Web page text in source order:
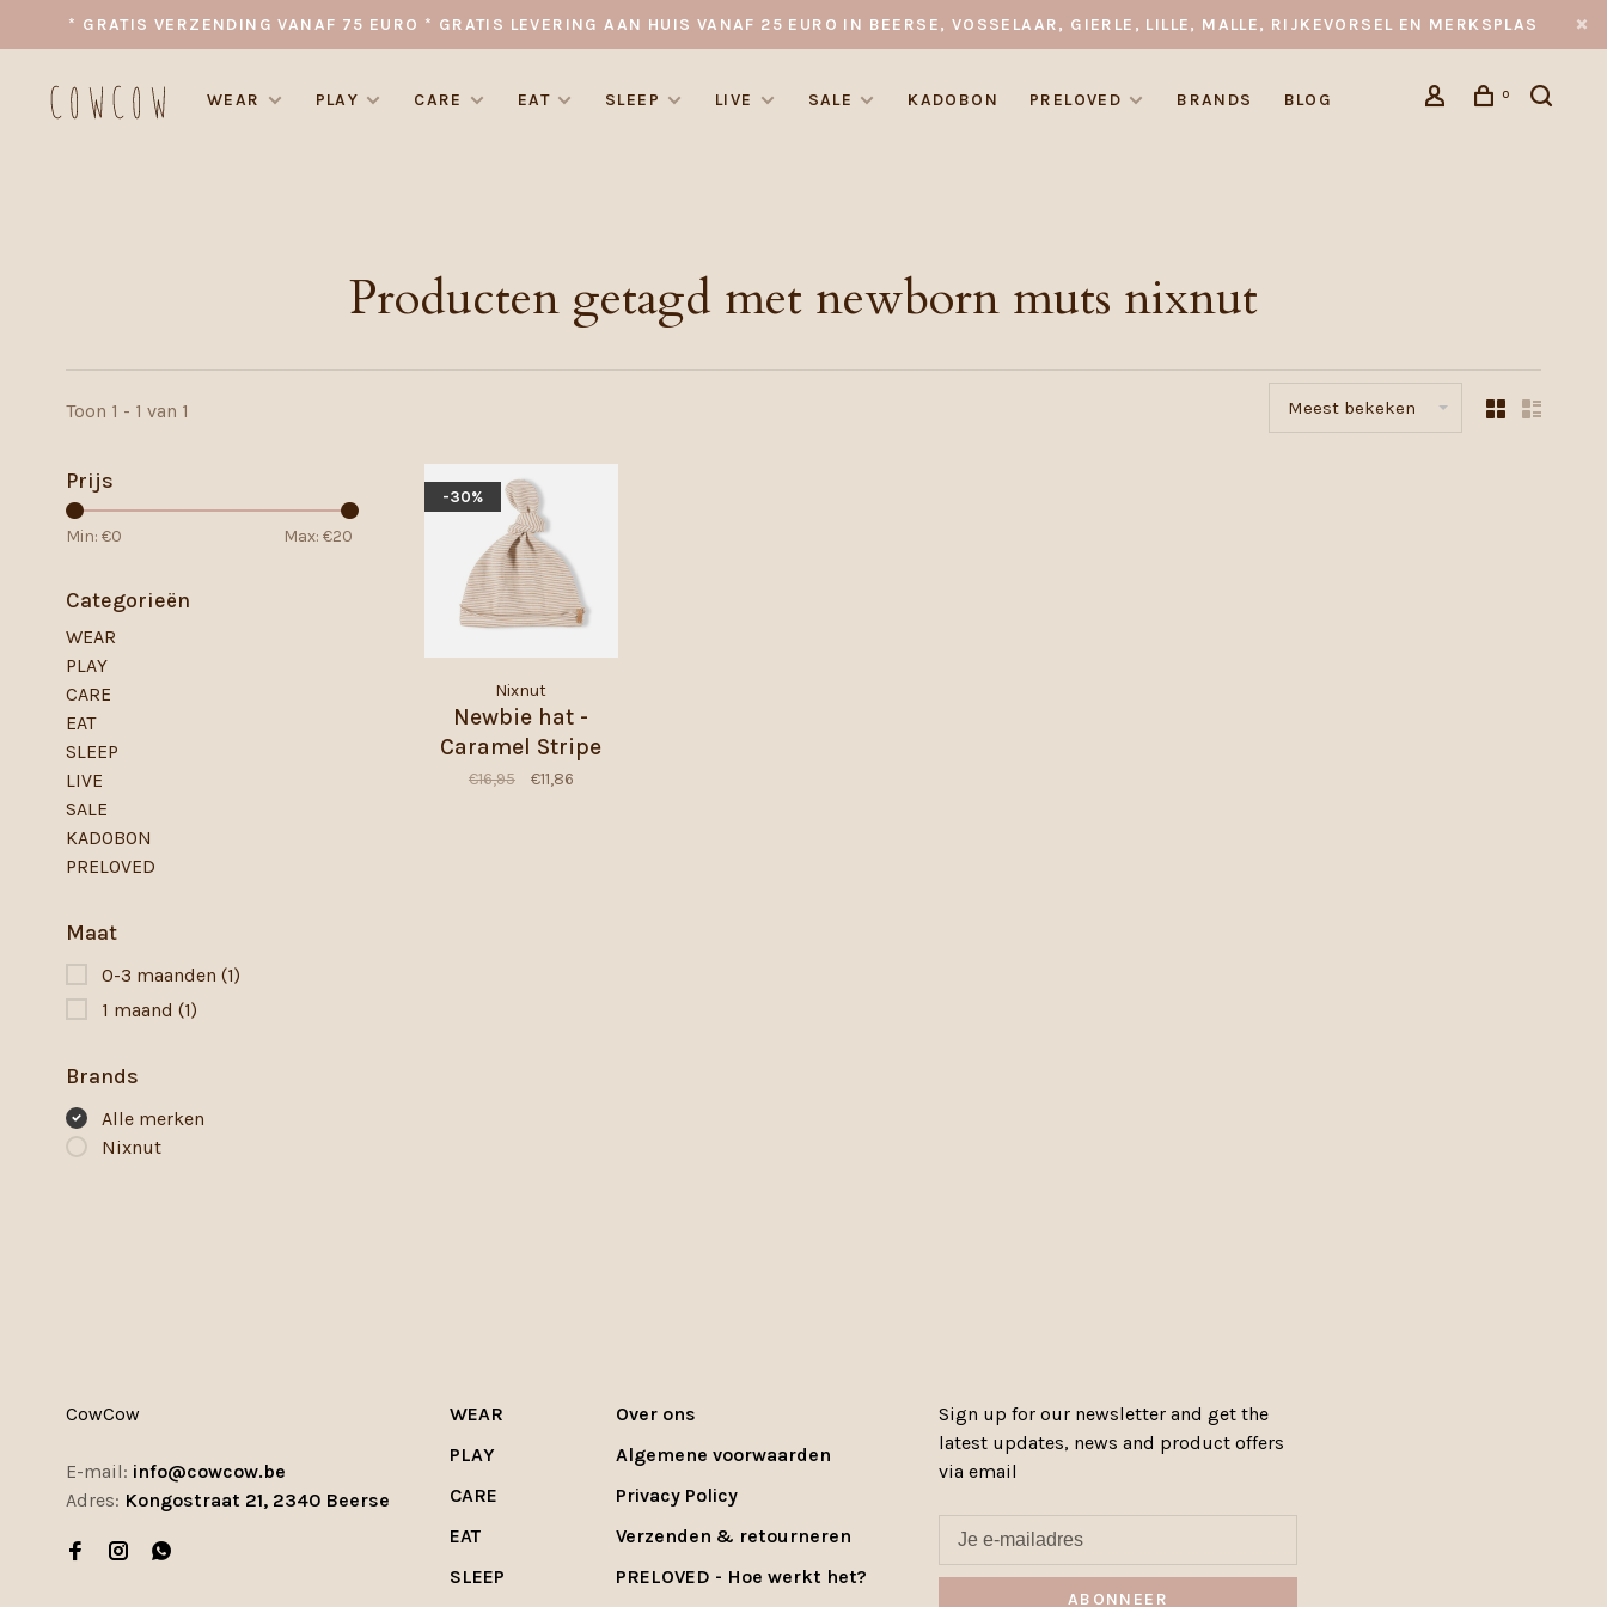
* GRATIS VERZENDING VANAF 75 EURO * GRATIS LEVERING AAN HUIS VANAF 25 EURO IN BEERSE, VOSSELAAR, GIERLE, LILLE, MALLE, RIJKEVORSEL EN MERKSPLAS
WEAR PLAY CARE EAT SLEEP LIVE SALE KADOBON PRELOVED BRANDS BLOG 0
Producten getagd met newborn muts nixnut
Toon 1 - 1 van 1 Meest bekeken
Prijs
Min: €0 Max: €20
Categorieën
WEAR
PLAY
CARE
EAT
SLEEP
LIVE
SALE
KADOBON
PRELOVED
Maat
0-3 maanden (1)
1 maand (1)
Brands
Alle merken
Nixnut
-30%
Nixnut
Newbie hat -
Caramel Stripe
€16,95 €11,86
CowCow
E-mail: info@cowcow.be
Adres: Kongostraat 21, 2340 Beerse
WEAR
PLAY
CARE
EAT
SLEEP
Over ons
Algemene voorwaarden
Privacy Policy
Verzenden & retourneren
PRELOVED - Hoe werkt het?
Sign up for our newsletter and get the
latest updates, news and product offers
via email
ABONNEER